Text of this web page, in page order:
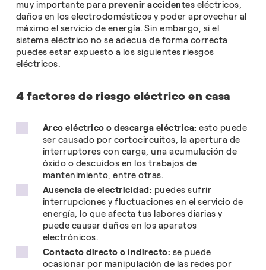
muy importante para prevenir accidentes eléctricos,
daños en los electrodomésticos y poder aprovechar al
máximo el servicio de energía. Sin embargo, si el
sistema eléctrico no se adecua de forma correcta
puedes estar expuesto a los siguientes riesgos
eléctricos.
4 factores de riesgo eléctrico en casa
Arco eléctrico o descarga eléctrica:esto puede
ser causado por cortocircuitos, la apertura de
interruptores con carga, una acumulación de
óxido o descuidos en los trabajos de
mantenimiento, entre otras.
Ausencia de electricidad: puedes sufrir
interrupciones y fluctuaciones en el servicio de
energía, lo que afecta tus labores diarias y
puede causar daños en los aparatos
electrónicos.
Contacto directo o indirecto: se puede
ocasionar por manipulación de las redes por